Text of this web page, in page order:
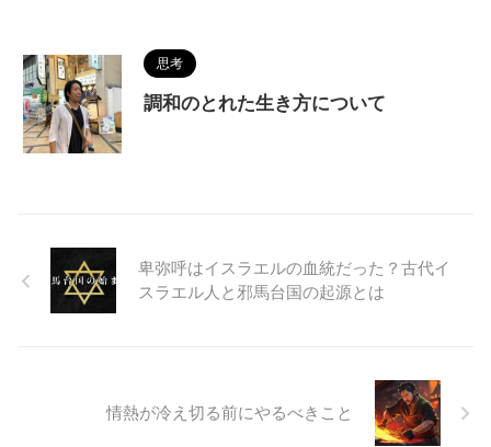
思考
調和のとれた生き方について
卑弥呼はイスラエルの血統だった？古代イ
スラエル人と邪馬台国の起源とは
情熱が冷え切る前にやるべきこと